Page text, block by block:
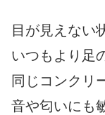
目が見えない
いつもより足
同じコンクリ
音や匂いにも